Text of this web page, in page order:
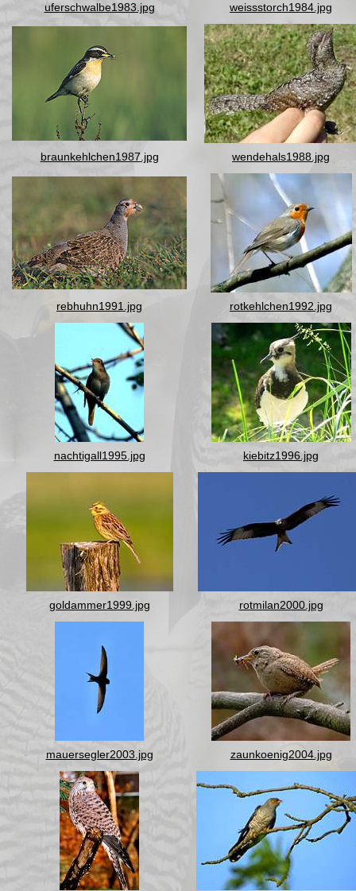
uferschwalbe1983.jpg weissstorch1984.jpg
braunkehlchen1987.jpg wendehals1988.jpg
rebhuhn1991.jpg rotkehlchen1992.jpg
nachtigall1995.jpg kiebitz1996.jpg
goldammer1999.jpg rotmilan2000.jpg
mauersegler2003.jpg zaunkoenig2004.jpg